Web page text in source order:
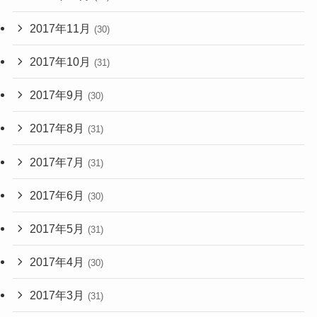
2017年11月 (30)
2017年10月 (31)
2017年9月 (30)
2017年8月 (31)
2017年7月 (31)
2017年6月 (30)
2017年5月 (31)
2017年4月 (30)
2017年3月 (31)